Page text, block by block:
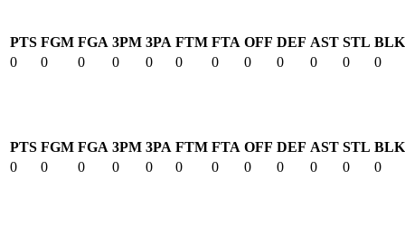
PTS FGM FGA 3PM 3PA FTM FTA OFF DEF AST STL BLK
0
0 0 0 0 0 0 0 0 0 0 0
PTS FGM FGA 3PM 3PA FTM FTA OFF DEF AST STL BLK
0
0 0 0 0 0 0 0 0 0 0 0